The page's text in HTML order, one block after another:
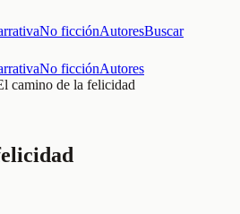
No ficciónAutoresBuscar
No ficciónAutores
camino de la felicidad